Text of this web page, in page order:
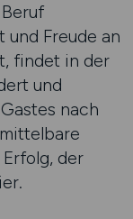
und Freude an
findet in der
und
nach
der